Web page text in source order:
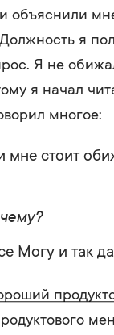
я
Я не
я начал
многое:
стоит
Могу и так